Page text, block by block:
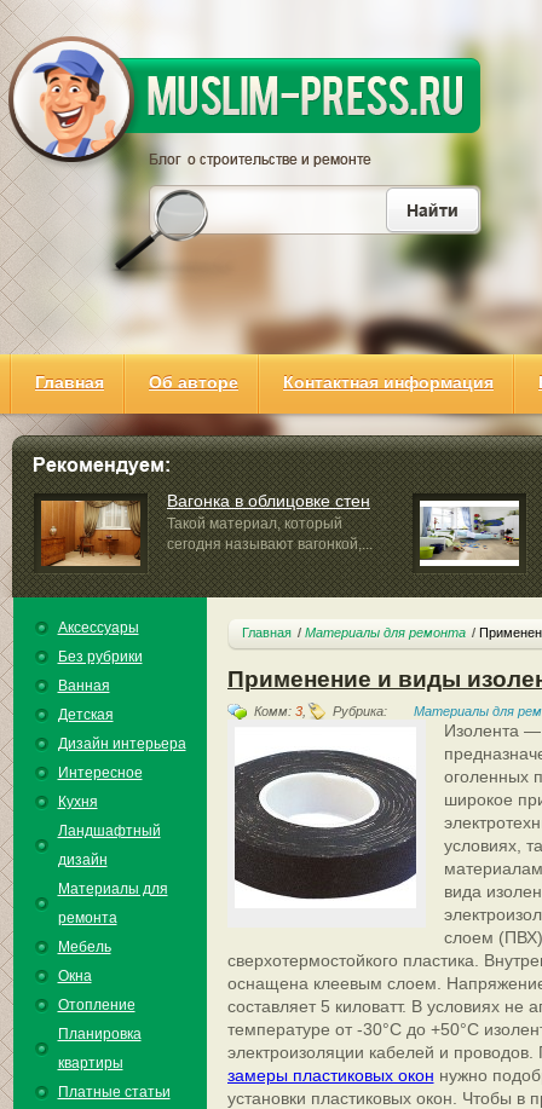
Главная Об авторе Контактная информация
Вагонка в облицовке стен
Такой материал, который
сегодня называют вагонкой,...
Аксессуары
Без рубрики
Ванная
Детская
Дизайн интерьера
Интересное
Кухня
Ландшафтный
дизайн
Материалы для
ремонта
Мебель
Окна
Отопление
Планировка
квартиры
Платные статьи
Главная Материалы для ремонта
Применение и виды
Комм: 3, Рубрика: Материалы для
Изолента —
оголенных
широкое
условиях,
вида
слоем (ПВХ)
сверхотермостойкого пластика.
оснащена клеевым слоем.
составляет 5 киловатт. В условиях не
температуре от -30°С до +50°С
электроизоляции кабелей и проводов.
замеры пластиковых окон нужно
установки пластиковых окон. Чтобы в